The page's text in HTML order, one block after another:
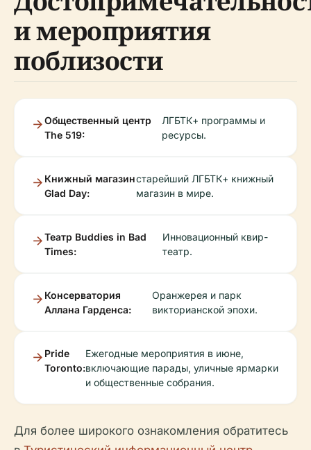
и мероприятия
поблизости
Общественный центр
The 519:
ЛГБТК+ программы и
ресурсы.
Книжный магазин
Glad Day:
старейший ЛГБТК+ книжный
магазин в мире.
Театр Buddies in Bad
Times:
Инновационный квир-
театр.
Консерватория
Аллана Гарденса:
Оранжерея и парк
викторианской эпохи.
Pride
Toronto:
Ежегодные мероприятия в июне,
включающие парады, уличные ярмарки
и общественные собрания.
Для более широкого ознакомления обратитесь